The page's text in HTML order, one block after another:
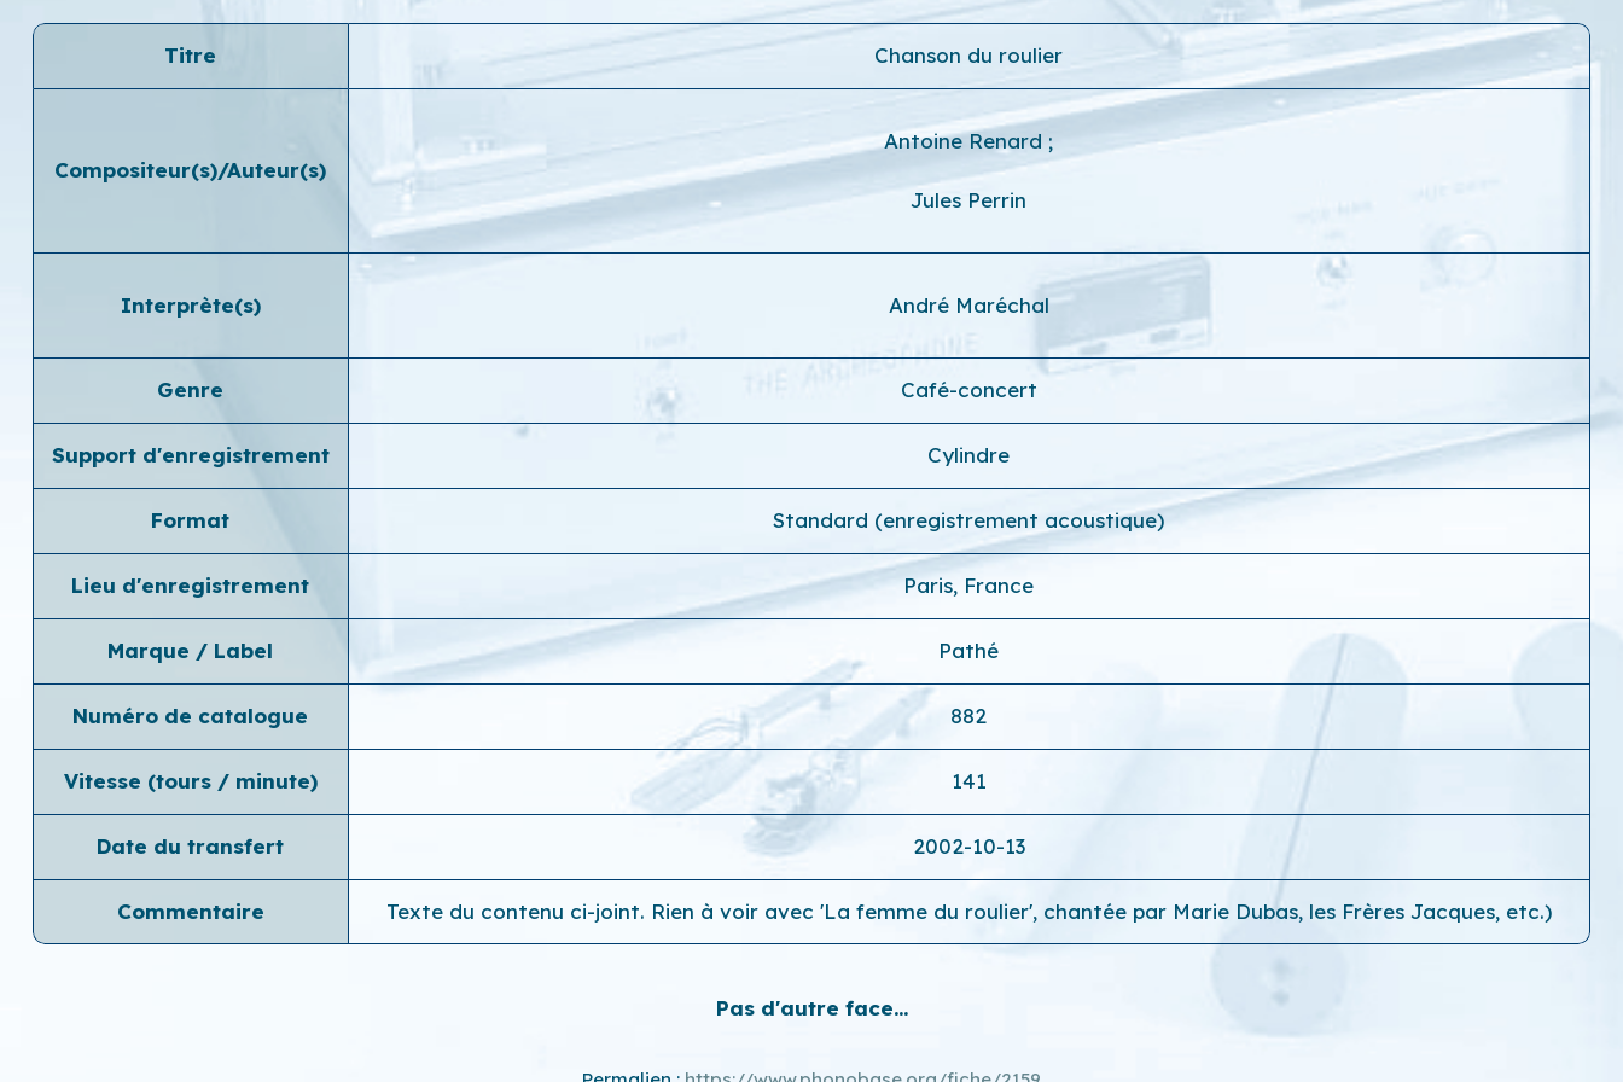
Titre Chanson du roulier
Compositeur(s)/Auteur(s)
Antoine Renard ;
Jules Perrin
Interprète(s) André Maréchal
Genre Café-concert
Support d'enregistrement Cylindre
Format Standard (enregistrement acoustique)
Lieu d'enregistrement Paris, France
Marque / Label Pathé
Numéro de catalogue 882
Vitesse (tours / minute) 141
Date du transfert 2002-10-13
Commentaire Texte du contenu ci-joint. Rien à voir avec 'La femme du roulier', chantée par Marie Dubas, les Frères Jacques, etc.)
Pas d'autre face...